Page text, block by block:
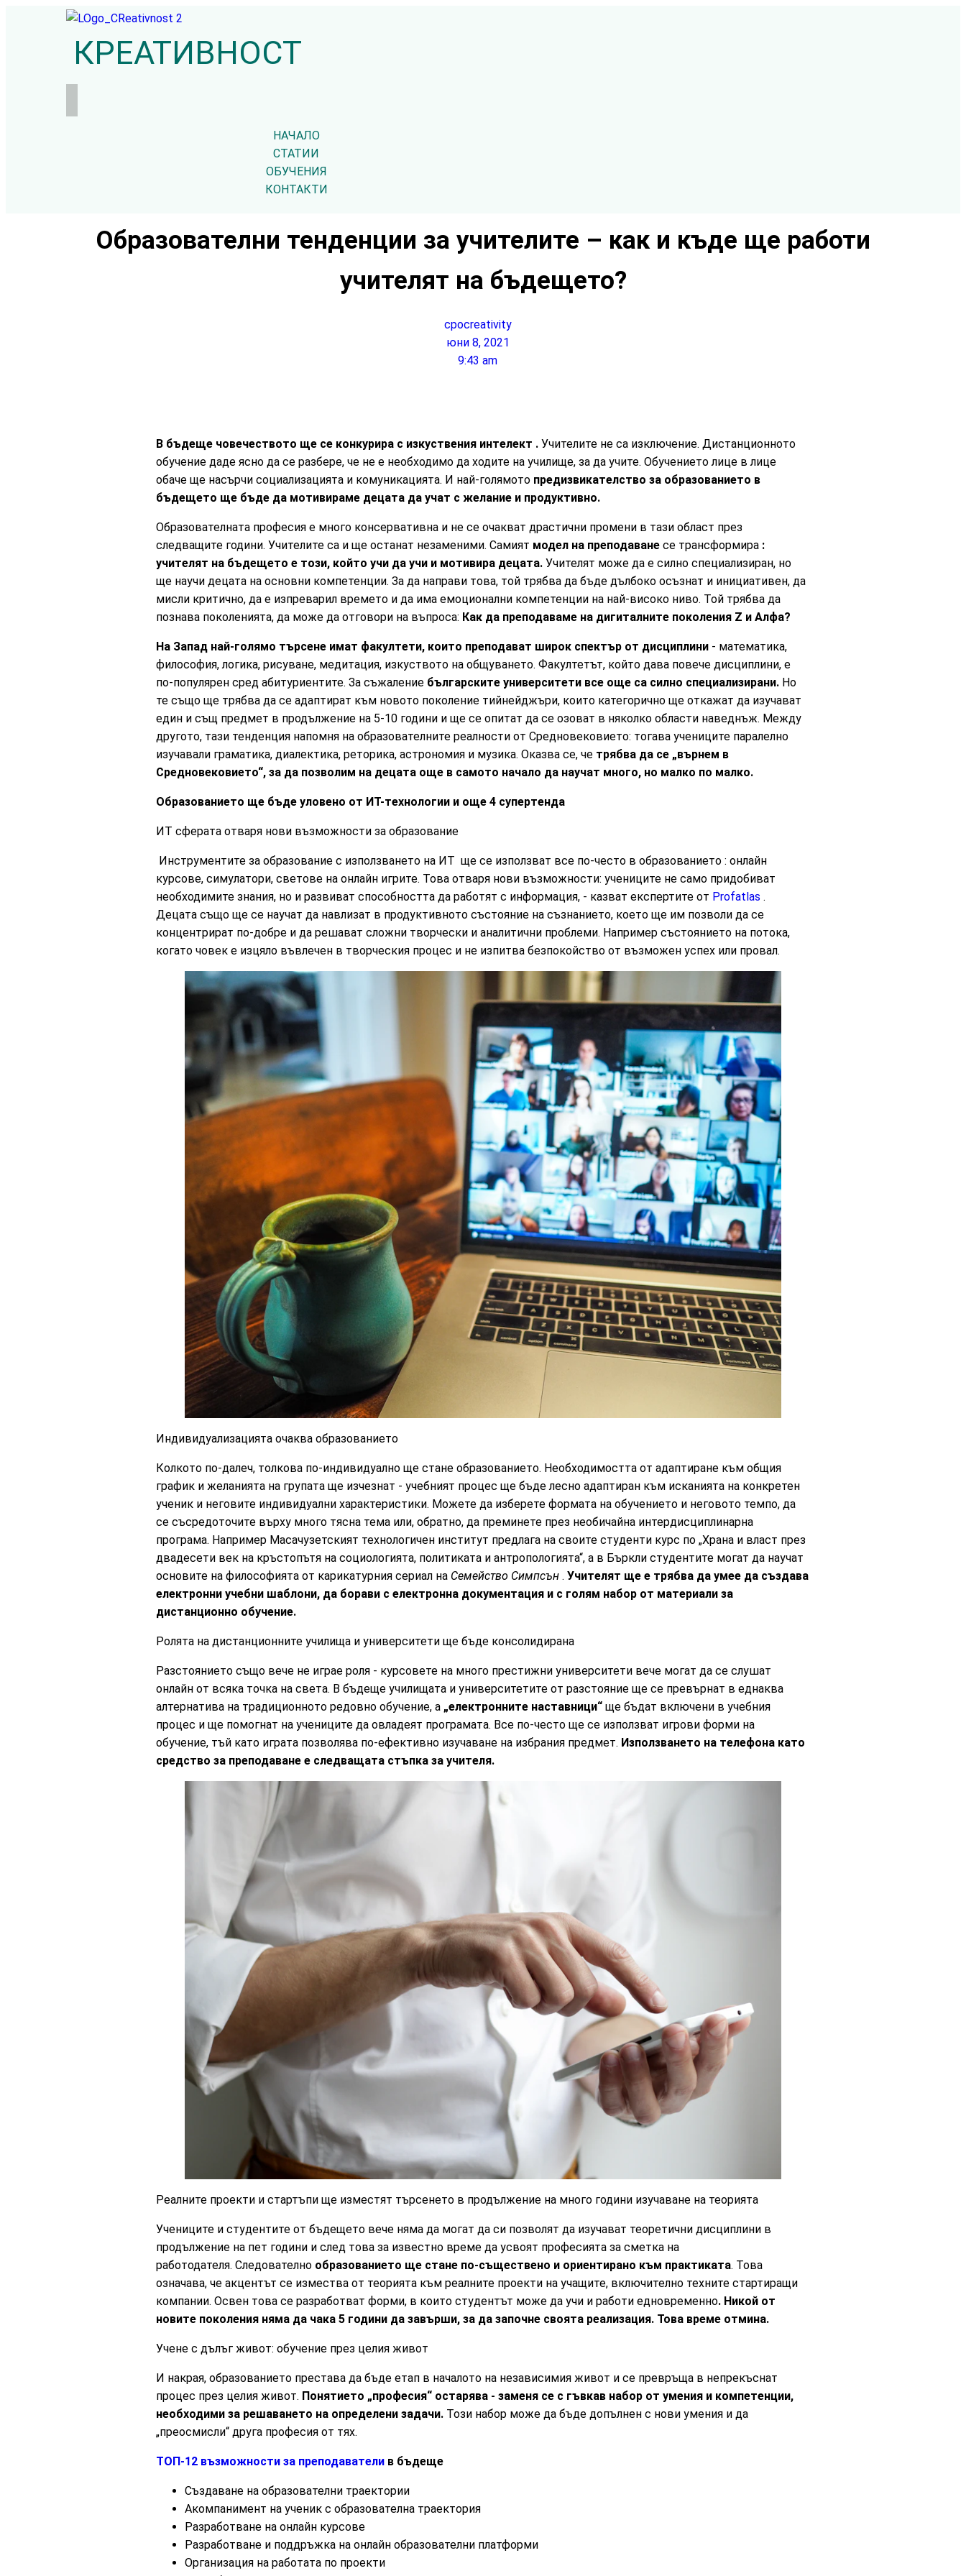
КРЕАТИВНОСТ
НАЧАЛО
СТАТИИ
ОБУЧЕНИЯ
КОНТАКТИ
Образователни тенденции за учителите – как и къде ще работи
учителят на бъдещето?
cpocreativity
юни 8, 2021
9:43 am
В бъдеще човечеството ще се конкурира с изкуствения интелект .Учителите не са изключение. Дистанционното
обучение даде ясно да се разбере, че не е необходимо да ходите на училище, за да учите. Обучението лице в лице
обаче ще насърчи социализацията и комуникацията. И най-голямото предизвикателство за образованието в
бъдещето ще бъде да мотивираме децата да учат с желание и продуктивно.
Образователната професия е много консервативна и не се очакват драстични промени в тази област през
следващите години. Учителите са и ще останат незаменими. Самият модел на преподаване се трансформира :
учителят на бъдещето е този, който учи да учи и мотивира децата.Учителят може да е силно специализиран, но
ще научи децата на основни компетенции. За да направи това, той трябва да бъде дълбоко осъзнат и инициативен, да
мисли критично, да е изпреварил времето и да има емоционални компетенции на най-високо ниво. Той трябва да
познава поколенията, да може да отговори на въпроса: Как да преподаваме на дигиталните поколения Z и Алфа?
На Запад най-голямо търсене имат факултети, които преподават широк спектър от дисциплини - математика,
философия, логика, рисуване, медитация, изкуството на общуването. Факултетът, който дава повече дисциплини, е
по-популярен сред абитуриентите. За съжаление българските университети все още са силно специализирани. Но
те също ще трябва да се адаптират към новото поколение тийнейджъри, които категорично ще откажат да изучават
един и същ предмет в продължение на 5-10 години и ще се опитат да се озоват в няколко области наведнъж. Между
другото, тази тенденция напомня на образователните реалности от Средновековието: тогава учениците паралелно
изучавали граматика, диалектика, реторика, астрономия и музика. Оказва се, че трябва да се „върнем в
Средновековието“, за да позволим на децата още в самото начало да научат много, но малко по малко.
Образованието ще бъде уловено от ИТ-технологии и още 4 супертенда
ИТ сферата отваря нови възможности за образование
Инструментите за образование с използването на ИТ ще се използват все по-често в образованието : онлайн
курсове, симулатори, светове на онлайн игрите. Това отваря нови възможности: учениците не само придобиват
необходимите знания, но и развиват способността да работят с информация, - казват експертите от Profatlas .
Децата също ще се научат да навлизат в продуктивното състояние на съзнанието, което ще им позволи да се
концентрират по-добре и да решават сложни творчески и аналитични проблеми. Например състоянието на потока,
когато човек е изцяло въвлечен в творческия процес и не изпитва безпокойство от възможен успех или провал.
Индивидуализацията очаква образованието
Колкото по-далеч, толкова по-индивидуално ще стане образованието. Необходимостта от адаптиране към общия
график и желанията на групата ще изчезнат - учебният процес ще бъде лесно адаптиран към исканията на конкретен
ученик и неговите индивидуални характеристики. Можете да изберете формата на обучението и неговото темпо, да
се съсредоточите върху много тясна тема или, обратно, да преминете през необичайна интердисциплинарна
програма. Например Масачузетският технологичен институт предлага на своите студенти курс по „Храна и власт през
двадесети век на кръстопътя на социологията, политиката и антропологията“, а в Бъркли студентите могат да научат
основите на философията от карикатурния сериал на Семейство Симпсън .Учителят ще е трябва да умее да създава
електронни учебни шаблони, да борави с електронна документация и с голям набор от материали за
дистанционно обучение.
Ролята на дистанционните училища и университети ще бъде консолидирана
Разстоянието също вече не играе роля - курсовете на много престижни университети вече могат да се слушат
онлайн от всяка точка на света. В бъдеще училищата и университетите от разстояние ще се превърнат в еднаква
алтернатива на традиционното редовно обучение, а „електронните наставници“ ще бъдат включени в учебния
процес и ще помогнат на учениците да овладеят програмата. Все по-често ще се използват игрови форми на
обучение, тъй като играта позволява по-ефективно изучаване на избрания предмет. Използването на телефона като
средство за преподаване е следващата стъпка за учителя.
Реалните проекти и стартъпи ще изместят търсенето в продължение на много години изучаване на теорията
Учениците и студентите от бъдещето вече няма да могат да си позволят да изучават теоретични дисциплини в
продължение на пет години и след това за известно време да усвоят професията за сметка на
работодателя. Следователно образованието ще стане по-съществено и ориентирано към практиката. Това
означава, че акцентът се измества от теорията към реалните проекти на учащите, включително техните стартиращи
компании. Освен това се разработват форми, в които студентът може да учи и работи едновременно. Никой от
новите поколения няма да чака 5 години да завърши, за да започне своята реализация. Това време отмина.
Учене с дълъг живот: обучение през целия живот
И накрая, образованието престава да бъде етап в началото на независимия живот и се превръща в непрекъснат
процес през целия живот. Понятието „професия“ остарява - заменя се с гъвкав набор от умения и компетенции,
необходими за решаването на определени задачи. Този набор може да бъде допълнен с нови умения и да
„преосмисли“ друга професия от тях.
ТОП-12 възможности за преподаватели в бъдеще
Създаване на образователни траектории
Акомпанимент на ученик с образователна траектория
Разработване на онлайн курсове
Разработване и поддръжка на онлайн образователни платформи
Организация на работата по проекти